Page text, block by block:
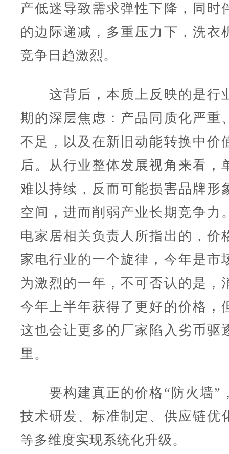
产低迷导致需求弹性下降，同时
的边际递减，多重压力下，洗衣
竞争日趋激烈。
这背后，本质上反映的是行
期的深层焦虑：产品同质化严重
不足，以及在新旧动能转换中价
后。从行业整体发展视角来看，
难以持续，反而可能损害品牌形
空间，进而削弱产业长期竞争力
电家居相关负责人所指出的，价
家电行业的一个旋律，今年是市
为激烈的一年，不可否认的是，
今年上半年获得了更好的价格，
这也会让更多的厂家陷入劣币驱
里。
要构建真正的价格“防火墙”
技术研发、标准制定、供应链优
等多维度实现系统化升级。